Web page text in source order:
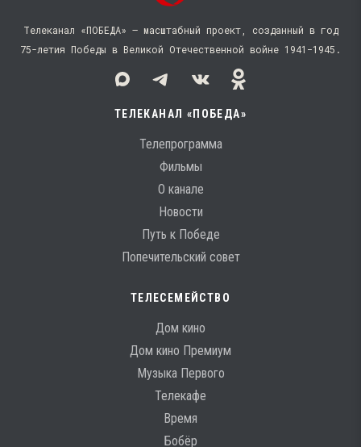
Телеканал «ПОБЕДА» — масштабный проект, созданный в год
75-летия Победы в Великой Отечественной войне 1941−1945.
ТЕЛЕКАНАЛ «ПОБЕДА»
Телепрограмма
Фильмы
О канале
Новости
Путь к Победе
Попечительский совет
ТЕЛЕСЕМЕЙСТВО
Дом кино
Дом кино Премиум
Музыка Первого
Телекафе
Время
Бобёр